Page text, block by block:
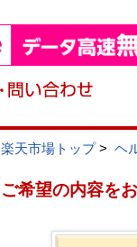
楽天市場トップ> ヘ
ご希望の内容を